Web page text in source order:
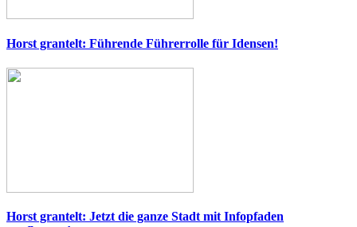
Horst grantelt: Führende Führerrolle für Idensen!
Horst grantelt: Jetzt die ganze Stadt mit Infopfaden